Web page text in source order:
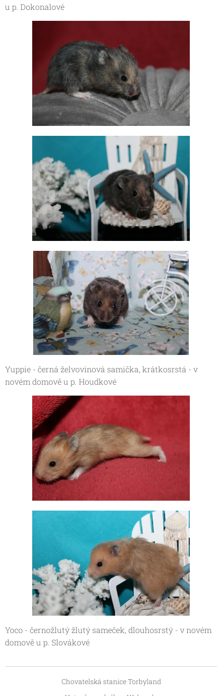
u p. Dokonalové
Yuppie - černá želvovinová samička, krátkosrstá - v
novém domově u p. Houdkové
Yoco - černožlutý žlutý sameček, dlouhosrstý - v novém
domově u p. Slovákové
Chovatelská stanice Torbyland